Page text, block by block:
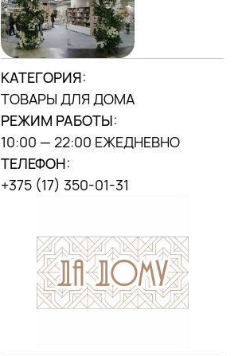
г. Минск, ул. П.
Мстиславца, 9,
(«Дана центр»)
МЫ В
INSTAGRAM
DANA MALL, 2025
КАТЕГОРИЯ:
ТОВАРЫ ДЛЯ ДОМА
РЕЖИМ РАБОТЫ:
10:00 — 22:00 ЕЖЕДНЕВНО
ТЕЛЕФОН:
+375 (17) 350-01-31